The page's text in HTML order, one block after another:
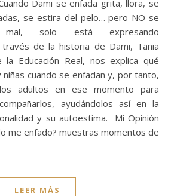
Dami se enfada grita, llora, se
se estira del pelo… pero NO se
solo está expresando
través de la historia de Dami, Tania
la Educación Real, nos explica qué
cuando se enfadan y, por tanto,
adultos en ese momento para
ayudándolos así en la
y su autoestima. Mi Opinión
me enfado? muestras momentos de
LEER MÁS